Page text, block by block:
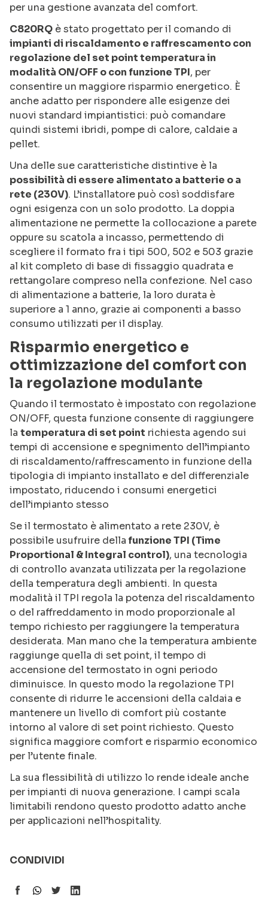
per una gestione avanzata del comfort.
C820RQ è stato progettato per il comando di
impianti di riscaldamento e raffrescamento con
regolazione del set point temperatura in
modalità ON/OFF o con funzione TPI, per
consentire un maggiore risparmio energetico. È
anche adatto per rispondere alle esigenze dei
nuovi standard impiantistici: può comandare
quindi sistemi ibridi, pompe di calore, caldaie a
pellet.
Una delle sue caratteristiche distintive è la
possibilità di essere alimentato a batterie o a
rete (230V). L’installatore può così soddisfare
ogni esigenza con un solo prodotto. La doppia
alimentazione ne permette la collocazione a parete
oppure su scatola a incasso, permettendo di
scegliere il formato fra i tipi 500, 502 e 503 grazie
al kit completo di base di fissaggio quadrata e
rettangolare compreso nella confezione. Nel caso
di alimentazione a batterie, la loro durata è
superiore a 1 anno, grazie ai componenti a basso
consumo utilizzati per il display.
Risparmio energetico e
ottimizzazione del comfort con
la regolazione modulante
Quando il termostato è impostato con regolazione
ON/OFF, questa funzione consente di raggiungere
la temperatura di set point richiesta agendo sui
tempi di accensione e spegnimento dell’impianto
di riscaldamento/raffrescamento in funzione della
tipologia di impianto installato e del differenziale
impostato, riducendo i consumi energetici
dell’impianto stesso
Se il termostato è alimentato a rete 230V, è
possibile usufruire della funzione TPI (Time
Proportional & Integral control), una tecnologia
di controllo avanzata utilizzata per la regolazione
della temperatura degli ambienti. In questa
modalità il TPI regola la potenza del riscaldamento
o del raffreddamento in modo proporzionale al
tempo richiesto per raggiungere la temperatura
desiderata. Man mano che la temperatura ambiente
raggiunge quella di set point, il tempo di
accensione del termostato in ogni periodo
diminuisce. In questo modo la regolazione TPI
consente di ridurre le accensioni della caldaia e
mantenere un livello di comfort più costante
intorno al valore di set point richiesto. Questo
significa maggiore comfort e risparmio economico
per l’utente finale.
La sua flessibilità di utilizzo lo rende ideale anche
per impianti di nuova generazione. I campi scala
limitabili rendono questo prodotto adatto anche
per applicazioni nell’hospitality.
CONDIVIDI